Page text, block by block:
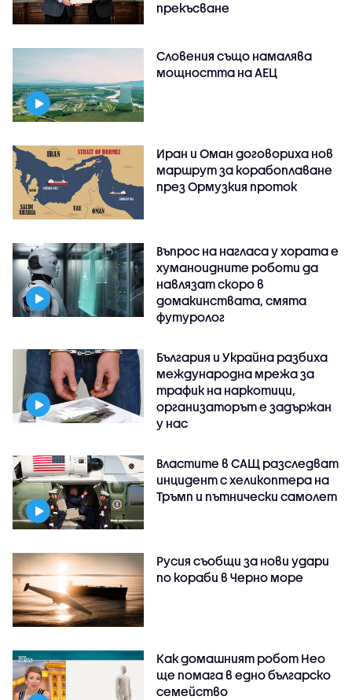
прекъсване
Словения също намалява
мощността на АЕЦ
Иран и Оман договориха нов
маршрут за корабоплаване
през Ормузкия проток
Въпрос на нагласа у хората е
хуманоидните роботи да
навлязат скоро в
домакинствата, смята
футуролог
България и Украйна разбиха
международна мрежа за
трафик на наркотици,
организаторът е задържан
у нас
Властите в САЩ разследват
инцидент с хеликоптера на
Тръмп и пътнически самолет
Русия съобщи за нови удари
по кораби в Черно море
Как домашният робот Нео
ще помага в едно българско
семейство